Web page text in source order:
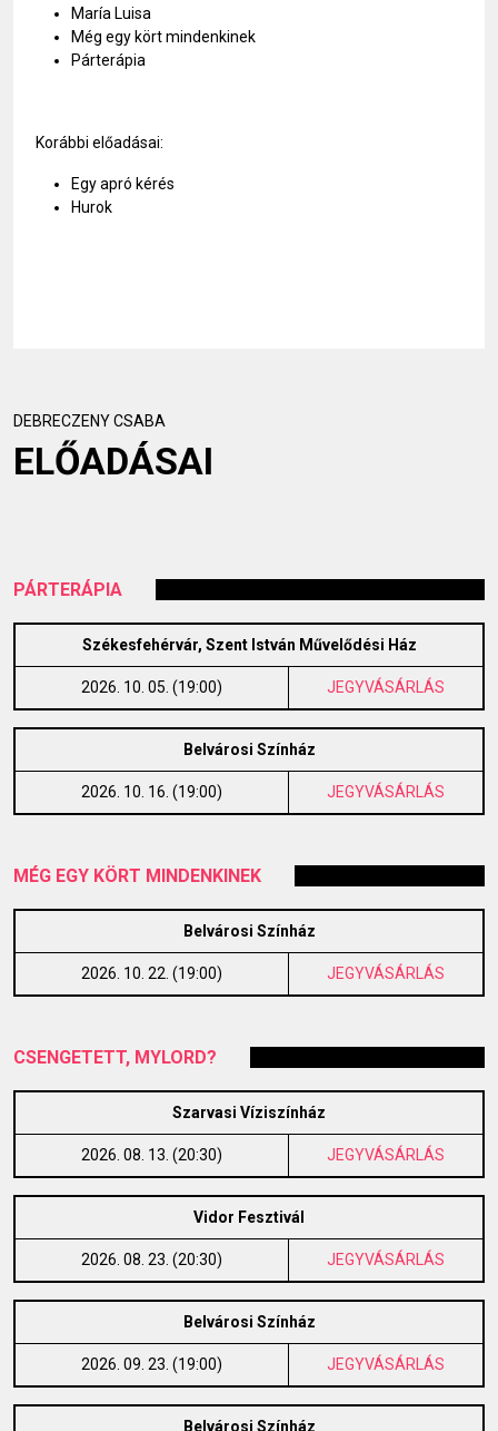
María Luisa
Még egy kört mindenkinek
Párterápia
Korábbi előadásai:
Egy apró kérés
Hurok
DEBRECZENY CSABA
ELŐADÁSAI
PÁRTERÁPIA
Székesfehérvár, Szent István Művelődési Ház
2026. 10. 05. (19:00) JEGYVÁSÁRLÁS
Belvárosi Színház
2026. 10. 16. (19:00) JEGYVÁSÁRLÁS
MÉG EGY KÖRT MINDENKINEK
Belvárosi Színház
2026. 10. 22. (19:00) JEGYVÁSÁRLÁS
CSENGETETT, MYLORD?
Szarvasi Víziszínház
2026. 08. 13. (20:30) JEGYVÁSÁRLÁS
Vidor Fesztivál
2026. 08. 23. (20:30) JEGYVÁSÁRLÁS
Belvárosi Színház
2026. 09. 23. (19:00) JEGYVÁSÁRLÁS
Belvárosi Színház